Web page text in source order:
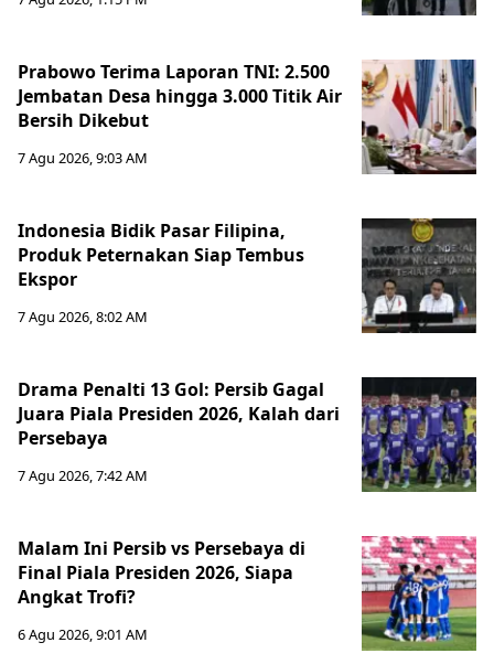
Prabowo Terima Laporan TNI: 2.500
Jembatan Desa hingga 3.000 Titik Air
Bersih Dikebut
7 Agu 2026, 9:03 AM
Indonesia Bidik Pasar Filipina,
Produk Peternakan Siap Tembus
Ekspor
7 Agu 2026, 8:02 AM
Drama Penalti 13 Gol: Persib Gagal
Juara Piala Presiden 2026, Kalah dari
Persebaya
7 Agu 2026, 7:42 AM
Malam Ini Persib vs Persebaya di
Final Piala Presiden 2026, Siapa
Angkat Trofi?
6 Agu 2026, 9:01 AM